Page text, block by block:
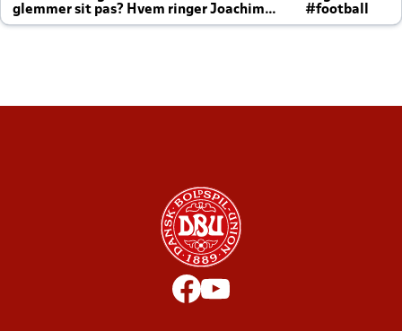
glemmer sit pas? Hvem ringer Joachim
altid til efter kampe?
#football